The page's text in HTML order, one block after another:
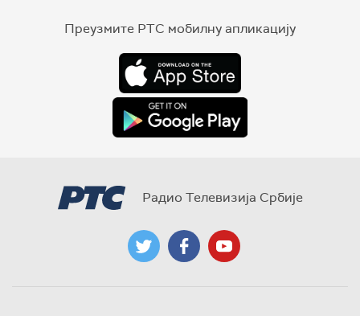
Преузмите РТС мобилну апликацију
Радио Телевизија Србије